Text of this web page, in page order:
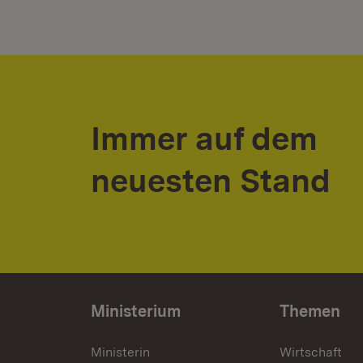
Immer auf dem
neuesten Stand
Ministerium
Ministerin
Themen
Wirtschaft